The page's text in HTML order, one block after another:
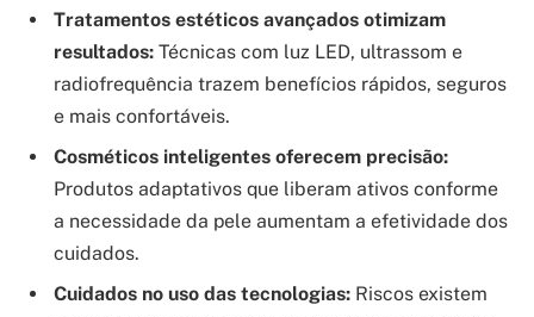
Tratamentos estéticos avançados otimizam
resultados: Técnicas com luz LED, ultrassom e
radiofrequência trazem benefícios rápidos, seguros
e mais confortáveis.
Cosméticos inteligentes oferecem precisão:
Produtos adaptativos que liberam ativos conforme
a necessidade da pele aumentam a efetividade dos
cuidados.
Cuidados no uso das tecnologias: Riscos existem